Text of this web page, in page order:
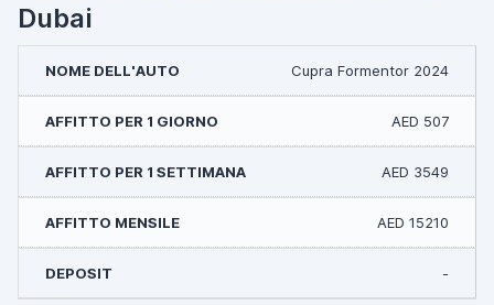
Dubai
Cupra Formentor 2024
AED 507
AED 3549
AED 15210
-